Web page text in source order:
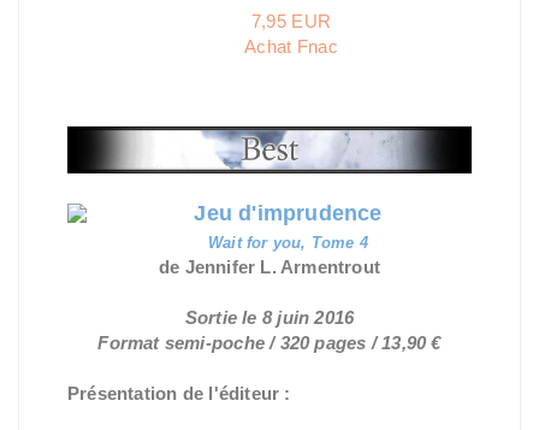
7,95 EUR
Achat Fnac
Jeu d'imprudence
Wait for you, Tome 4
de Jennifer L. Armentrout
Sortie le 8 juin 2016
Format semi-poche / 320 pages / 13,90 €
Présentation de l'éditeur :